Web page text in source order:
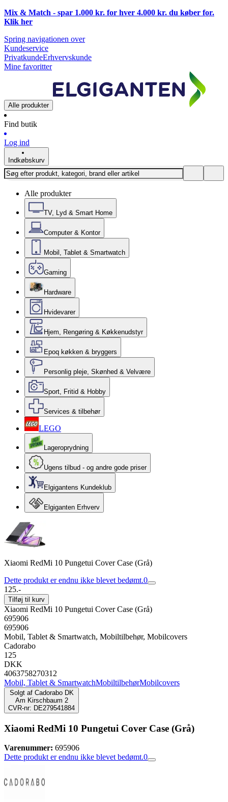
Mix & Match - spar 1.000 kr. for hver 4.000 kr. du køber for.
Klik her
Spring navigationen over
Kundeservice
PrivatkundeErhvervskunde
Mine favoritter
Alle produkter
Find butik
Log ind
Indkøbskurv
Alle produkter
TV, Lyd & Smart Home
Computer & Kontor
Mobil, Tablet & Smartwatch
Gaming
Hardware
Hvidevarer
Hjem, Rengøring & Køkkenudstyr
Epoq køkken & bryggers
Personlig pleje, Skønhed & Velvære
Sport, Fritid & Hobby
Services & tilbehør
LEGO
Lageroprydning
Ugens tilbud - og andre gode priser
Elgigantens Kundeklub
Elgiganten Erhverv
Xiaomi RedMi 10 Pungetui Cover Case (Grå)
Dette produkt er endnu ikke blevet bedømt.0
125.-
Tilføj til kurv
Xiaomi RedMi 10 Pungetui Cover Case (Grå)
695906
695906
Mobil, Tablet & Smartwatch, Mobiltilbehør, Mobilcovers
Cadorabo
125
DKK
4063758270312
Mobil, Tablet & SmartwatchMobiltilbehørMobilcovers
Solgt af Cadorabo DK
Am Kirschbaum 2
CVR-nr: DE279541884
Xiaomi RedMi 10 Pungetui Cover Case (Grå)
Varenummer: 695906
Dette produkt er endnu ikke blevet bedømt.0